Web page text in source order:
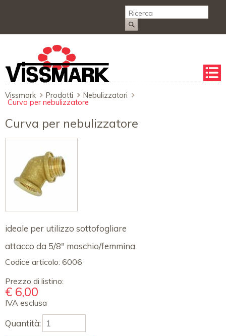
Salta
la
Vissmark Prodotti Nebulizzatori
Curva per nebulizzatore
Curva per nebulizzatore
ideale per utilizzo sottofogliare
attacco da 5/8" maschio/femmina
Codice articolo: 6006
Prezzo di listino:
€ 6,00
IVA esclusa
Quantità: